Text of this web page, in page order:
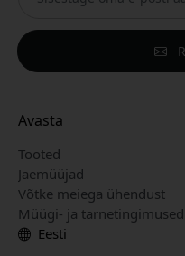
Avasta
Tooted
Jaemüüjad
Võtke meiega ühendust
Müügi- ja tarnetingimused
Eesti